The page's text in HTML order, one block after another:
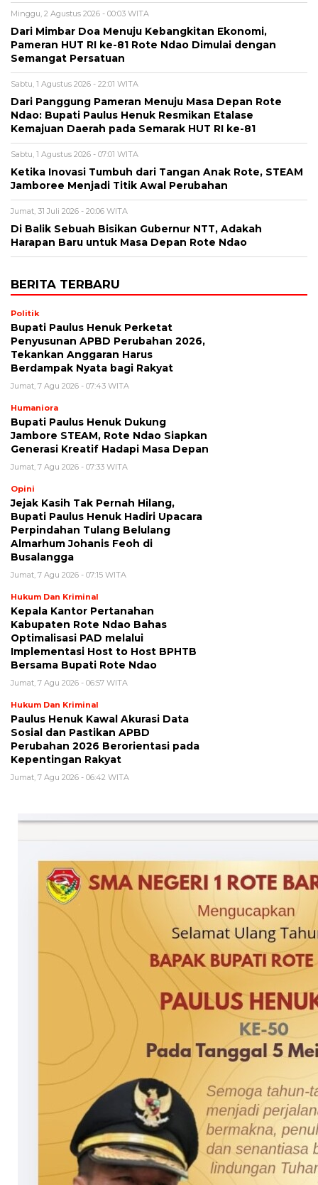
Minggu, 2 Agustus 2026 - 00:03 WITA
Dari Mimbar Doa Menuju Kebangkitan Ekonomi,
Pameran HUT RI ke-81 Rote Ndao Dimulai dengan
Semangat Persatuan
Sabtu, 1 Agustus 2026 - 22:01 WITA
Dari Panggung Pameran Menuju Masa Depan Rote
Ndao: Bupati Paulus Henuk Resmikan Etalase
Kemajuan Daerah pada Semarak HUT RI ke-81
Sabtu, 1 Agustus 2026 - 07:01 WITA
Ketika Inovasi Tumbuh dari Tangan Anak Rote, STEAM
Jamboree Menjadi Titik Awal Perubahan
Jumat, 31 Juli 2026 - 20:06 WITA
Di Balik Sebuah Bisikan Gubernur NTT, Adakah
Harapan Baru untuk Masa Depan Rote Ndao
BERITA TERBARU
Politik
Bupati Paulus Henuk Perketat
Penyusunan APBD Perubahan 2026,
Tekankan Anggaran Harus
Berdampak Nyata bagi Rakyat
Jumat, 7 Agu 2026 - 07:43 WITA
Humaniora
Bupati Paulus Henuk Dukung
Jambore STEAM, Rote Ndao Siapkan
Generasi Kreatif Hadapi Masa Depan
Jumat, 7 Agu 2026 - 07:33 WITA
Opini
Jejak Kasih Tak Pernah Hilang,
Bupati Paulus Henuk Hadiri Upacara
Perpindahan Tulang Belulang
Almarhum Johanis Feoh di
Busalangga
Jumat, 7 Agu 2026 - 07:15 WITA
Hukum Dan Kriminal
Kepala Kantor Pertanahan
Kabupaten Rote Ndao Bahas
Optimalisasi PAD melalui
Implementasi Host to Host BPHTB
Bersama Bupati Rote Ndao
Jumat, 7 Agu 2026 - 06:57 WITA
Hukum Dan Kriminal
Paulus Henuk Kawal Akurasi Data
Sosial dan Pastikan APBD
Perubahan 2026 Berorientasi pada
Kepentingan Rakyat
Jumat, 7 Agu 2026 - 06:42 WITA